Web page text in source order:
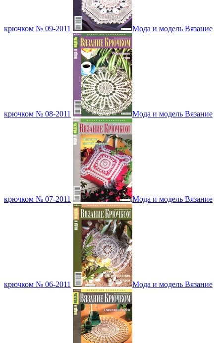
крючком № 09-2011 Мода и модель Вязание
крючком № 08-2011 Мода и модель Вязание
крючком № 07-2011 Мода и модель Вязание
крючком № 06-2011 Мода и модель Вязание